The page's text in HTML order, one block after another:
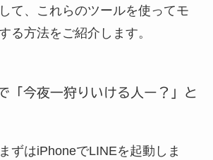
て、これらのツールを使ってモ
る方法をご紹介します。
「今夜一狩りいける人ー？」と
ずはiPhoneでLINEを起動しま